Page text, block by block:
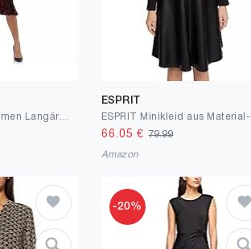
Tommy Hilfiger Damen Langärmeliges Jersey-midikleid mit Faltenrock Lässiges Kleid
ESPRIT
ESPRIT Minikleid aus
66.05 €79.99
Amazon
-20%